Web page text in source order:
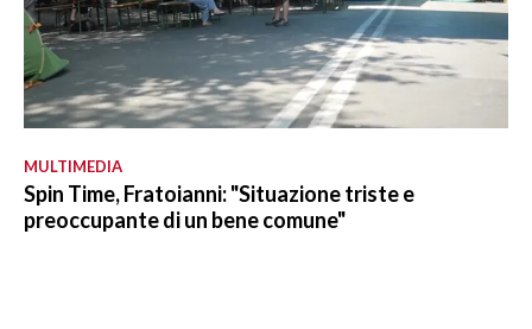
MULTIMEDIA
Spin Time, Fratoianni: "Situazione triste e
preoccupante di un bene comune"